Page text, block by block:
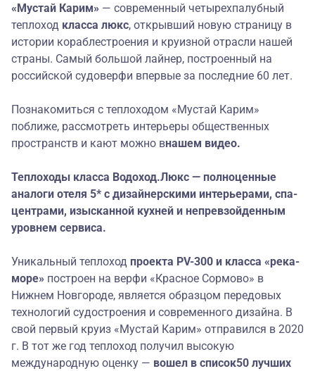
«Мустай Карим» — современный четырехпалубный
теплоход класса люкс, открывший новую страницу в
истории кораблестроения и круизной отрасли нашей
страны. Самый большой лайнер, построенный на
российской судоверфи впервые за последние 60 лет.
Познакомиться с теплоходом «Мустай Карим»
поближе, рассмотреть интерьеры общественных
пространств и кают можно внашем видео.
Теплоходы класса Водоход.Люкс — полноценные
аналоги отеля 5* с дизайнерскими интерьерами, спа-
центрами, изысканной кухней и непревзойденным
уровнем сервиса.
Уникальный теплоход проекта PV-300 и класса «река-
море» построен на верфи «Красное Сормово» в
Нижнем Новгороде, является образцом передовых
технологий судостроения и современного дизайна. В
свой первый круиз «Мустай Карим» отправился в 2020
г. В тот же год теплоход получил высокую
международную оценку — вошел в список50 лучших